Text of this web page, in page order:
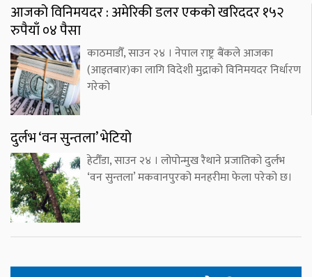
आजको विनिमयदर : अमेरिकी डलर एकको खरिददर १५२
रुपैयाँ ०४ पैसा
काठमाडौँ, साउन २४ । नेपाल राष्ट्र बैंकले आजका
(आइतबार)का लागि विदेशी मुद्राको विनिमयदर निर्धारण
गरेको
दुर्लभ ‘वन सुन्तला’ भेटियो
हेटौँडा, साउन २४ । लोपोन्मुख रैथाने प्रजातिको दुर्लभ
‘वन सुन्तला’ मकवानपुरको मनहरीमा फेला परेको छ।